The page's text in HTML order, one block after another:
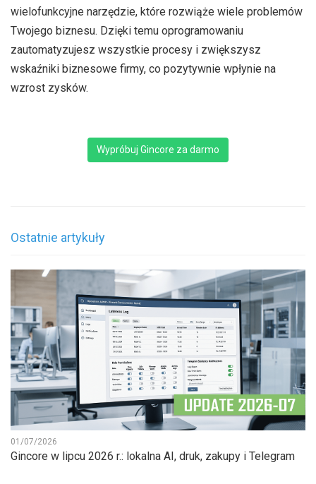
wielofunkcyjne narzędzie, które rozwiąże wiele problemów
Twojego biznesu. Dzięki temu oprogramowaniu
zautomatyzujesz wszystkie procesy i zwiększysz
wskaźniki biznesowe firmy, co pozytywnie wpłynie na
wzrost zysków.
Wypróbuj Gincore za darmo
Ostatnie artykuły
01/07/2026
Gincore w lipcu 2026 r.: lokalna AI, druk, zakupy i Telegram